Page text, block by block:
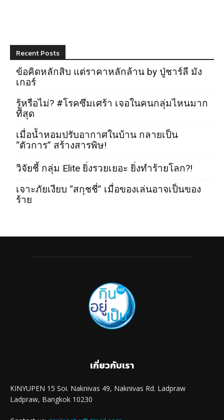
Recent Posts
ข้อคิดหลักสิบ แต่ราคาหลักล้าน by ปู่ชาร์ลี มัง
เกอร์
รู้หรือไม่? #โรคซึมเศร้า เจอในคนกลุ่มไหนมาก
ที่สุด
เมื่อน้ำหอมปรับอากาศในบ้าน กลายเป็น
“ตัวการ” สร้างสารพิษ!
วิจัยชี้ กลุ่ม Elite ยิ่งรวยเยอะ ยิ่งทำร้ายโลก?!
เจาะภัยเงียบ “สกุชชี่” เมื่อของเล่นอาจเป็นของ
ร้าย
เกี่ยวกับเรา
KINYUPEN 15 Soi. Naknivas 49, Naknivas Rd. Ladpraw
Ladpraw, Bangkok 10230